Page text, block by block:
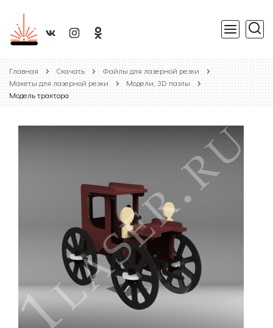
Главная Скачать
Файлы для лазерной резки
Макеты для лазерной резки
Модели, 3D пазлы
Модель трактора